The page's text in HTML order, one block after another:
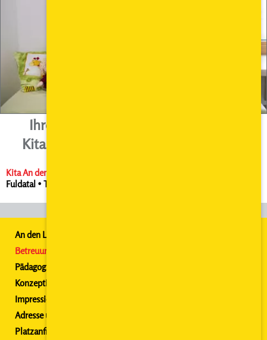
Ihre Kita in Fuldatal Ihringshausen.
Kita inmitten eines Neubaugebietes.
KitaAn den Lindenbäumen
Fuldatal • Telefon 0561 988 065 80
An den Lindenbäumen
Betreuungszeiten
Pädagog. Schwerpunkte
Konzeption
Impressionen
Adresse und Kontakt
Platzanfrage